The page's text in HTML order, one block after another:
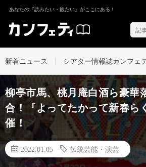
あなたの『読みたい・観たい』がここにある！
新着ニュース シアター情報誌カンフェ
柳亭市⾺、桃月庵白酒ら豪華
合！『よってたかって新春ら
催！
2022.01.05 伝統芸能・演芸